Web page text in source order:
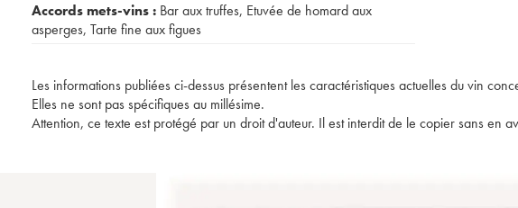
Accords mets-vins : Bar aux truffes, Etuvée de homard aux
asperges, Tarte fine aux figues
Les informations publiées ci-dessus présentent les caractéristiques actuelles du vin
Elles ne sont pas spécifiques au millésime.
Attention, ce texte est protégé par un droit d'auteur. Il est interdit de le copier sans en